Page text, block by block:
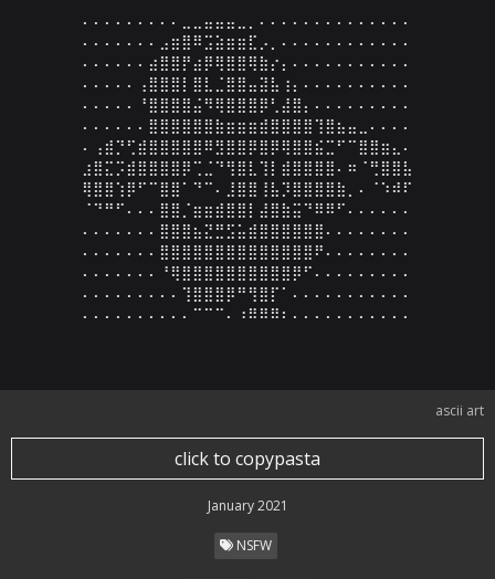
⠄⠄⠄⠄⠄⠄⠄⠄⠄⣀⣀⣤⣤⣤⣀⡀⠄⠄⠄⠄⠄⠄⠄⠄⠄⠄⠄⠄⠄⠄
⠄⠄⠄⠄⠄⠄⠄⣠⣶⣿⠿⣩⣵⣶⣶⣏⡠⡀⠄⠄⠄⠄⠄⠄⠄⠄⠄⠄⠄⠄
⠄⠄⠄⠄⠄⠄⣴⣿⣿⡟⣴⡿⢿⣿⣿⢿⣷⡔⡄⠄⠄⠄⠄⠄⠄⠄⠄⠄⠄⠄
⠄⠄⠄⠄⠄⢠⣿⣿⣿⡇⣿⣇⣈⣿⣿⣤⣽⣧⢰⡄⠄⠄⠄⠄⠄⠄⠄⠄⠄⠄
⠄⠄⠄⠄⠄⠘⣿⣿⣿⣿⣬⠻⢿⣿⣿⣿⡿⢃⣼⣿⡄⠄⠄⠄⠄⠄⠄⠄⠄⠄
⠄⠄⠄⠄⠄⠄⣿⣿⣿⣿⣿⣿⣷⣶⣶⣶⣾⣿⣿⣿⣿⢹⣿⣦⣤⣀⠄⠄⠄⠄
⠄⢠⣾⡙⢋⣾⣿⣿⣿⣿⣿⠿⣻⣿⣿⡿⣿⡿⢿⣿⣿⣮⣉⠋⠉⣿⣿⣶⣄⠄
⣰⣿⣍⡩⣾⣿⣿⣿⣿⡿⢉⣈⠙⢻⣿⣇⢹⡇⣾⣿⣿⣿⣿⠄⠶⠈⢛⣿⣿⣧
⢿⣿⣿⢱⡿⠋⠉⣿⣿⠁⠙⠉⠄⣸⣿⣿⢸⣧⡹⣿⣿⣿⣿⣷⡀⠄⠈⠱⠾⠏
⠈⠙⠛⠋⠄⠄⠄⣿⣿⡈⣶⣶⣾⣿⣿⡇⣼⣿⣷⣭⠙⠿⠿⠋⠄⠄⠄⠄⠄⠄
⠄⠄⠄⠄⠄⠄⠄⣿⣿⣿⣦⣝⣛⣫⣥⣾⣿⣿⣿⣿⣿⣿⠄⠄⠄⠄⠄⠄⠄⠄
⠄⠄⠄⠄⠄⠄⠄⣿⣿⣿⣿⣿⣿⣿⣿⣿⣿⣿⣿⣿⣿⠟⠄⠄⠄⠄⠄⠄⠄⠄
⠄⠄⠄⠄⠄⠄⠄⠘⢿⣿⣿⣿⣿⣿⣿⣿⣿⣿⣿⡿⠋⠄⠄⠄⠄⠄⠄⠄⠄⠄
⠄⠄⠄⠄⠄⠄⠄⠄⠄⢹⣿⣿⣿⡿⠛⢻⣿⡏⠁⠄⠄⠄⠄⠄⠄⠄⠄⠄⠄⠄
⠄⠄⠄⠄⠄⠄⠄⠄⠄⠄⠉⠉⠉⠄⠰⠿⠿⠿⠆⠄⠄⠄⠄⠄⠄⠄⠄⠄⠄⠄
ascii art
click to copypasta
January 2021
NSFW